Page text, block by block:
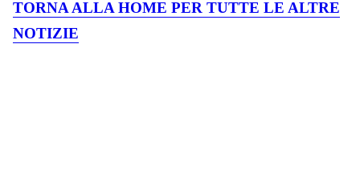
TORNA ALLA HOME PER TUTTE LE ALTRE
NOTIZIE